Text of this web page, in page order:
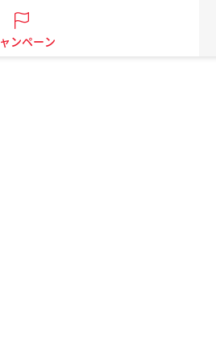
ンペーン